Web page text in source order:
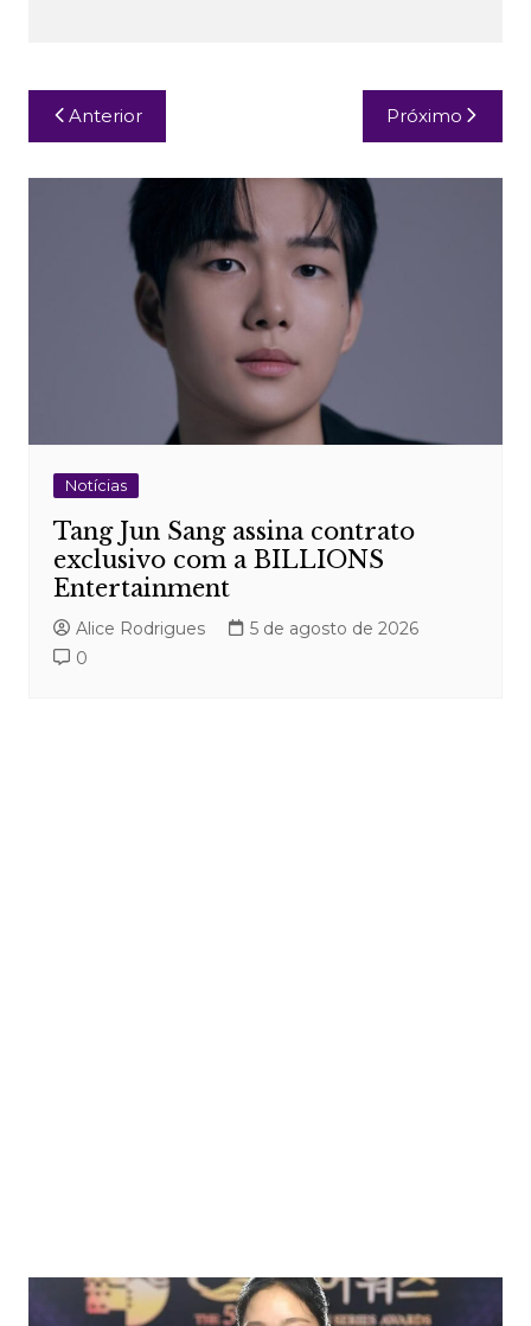
Navegação
de
Post
Anterior Próximo
Notícias
Tang Jun Sang assina contrato
exclusivo com a BILLIONS
Entertainment
Alice Rodrigues
5 de agosto de 2026
0